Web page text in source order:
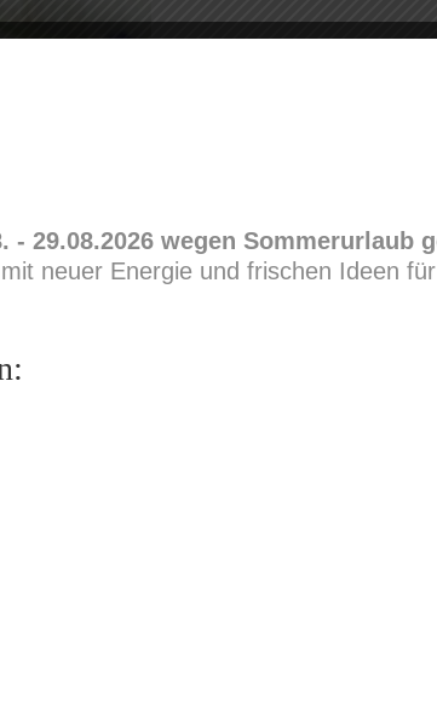
- 29.08.2026 wegen Sommerurlaub
neuer Energie und frischen Ideen